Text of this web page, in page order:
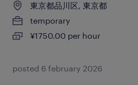
東京都品川区, 東京都
temporary
¥1750.00 per hour
posted 6 february 2026